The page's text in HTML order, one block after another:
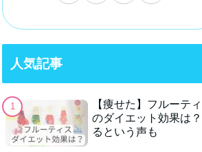
人気記事
【痩せた】フルーテ
のダイエット効果は
るという声も